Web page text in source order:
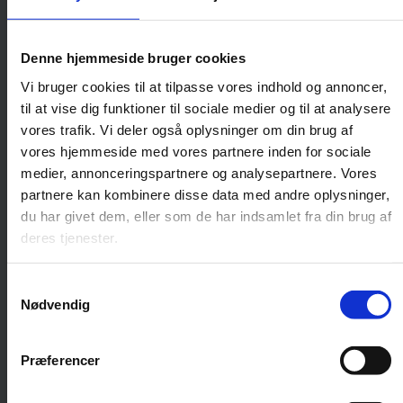
Denne hjemmeside bruger cookies
Vi bruger cookies til at tilpasse vores indhold og annoncer,
til at vise dig funktioner til sociale medier og til at analysere
vores trafik. Vi deler også oplysninger om din brug af
vores hjemmeside med vores partnere inden for sociale
medier, annonceringspartnere og analysepartnere. Vores
partnere kan kombinere disse data med andre oplysninger,
du har givet dem, eller som de har indsamlet fra din brug af
deres tjenester.
Nødvendig
Præferencer
kreditor.
AktivFinans
Aktivfinans er en virksomhed der bygger på
idéen om nærværende økonomisk
rådgivning der tager udgangspunkt i den
enkeltes situation.
Vi beskæftiger os primært med private og
erhvervs kunder der har økonomiske